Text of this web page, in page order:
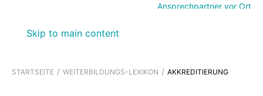
Skip to main content
Ansprechpartner vor Ort
STARTSEITE WEITERBILDUNGS-LEXIKON AKKREDITIERUNG